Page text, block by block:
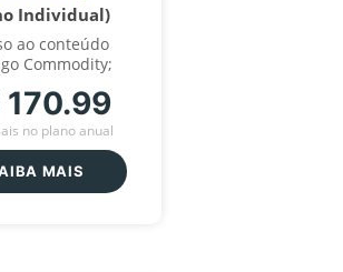
Individual)
ao conteúdo
Commodity;
170.99
no plano anual
MAIS